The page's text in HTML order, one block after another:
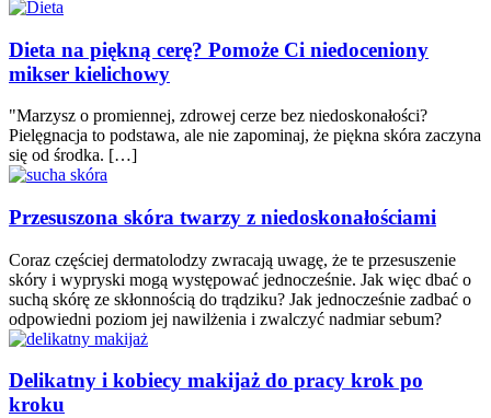
Dieta na piękną cerę? Pomoże Ci niedoceniony
mikser kielichowy
"Marzysz o promiennej, zdrowej cerze bez niedoskonałości?
Pielęgnacja to podstawa, ale nie zapominaj, że piękna skóra zaczyna
się od środka. […]
Przesuszona skóra twarzy z niedoskonałościami
Coraz częściej dermatolodzy zwracają uwagę, że te przesuszenie
skóry i wypryski mogą występować jednocześnie. Jak więc dbać o
suchą skórę ze skłonnością do trądziku? Jak jednocześnie zadbać o
odpowiedni poziom jej nawilżenia i zwalczyć nadmiar sebum?
Delikatny i kobiecy makijaż do pracy krok po
kroku